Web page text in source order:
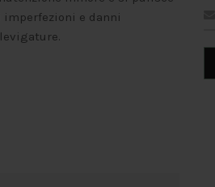
imperfezioni e danni